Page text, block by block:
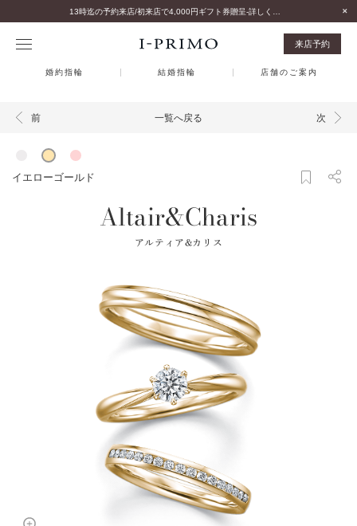
来店予約
婚約指輪 結婚指輪 店舗のご案内
前 一覧へ戻る 次
イエローゴールド
Altair&Charis
アルティア&カリス